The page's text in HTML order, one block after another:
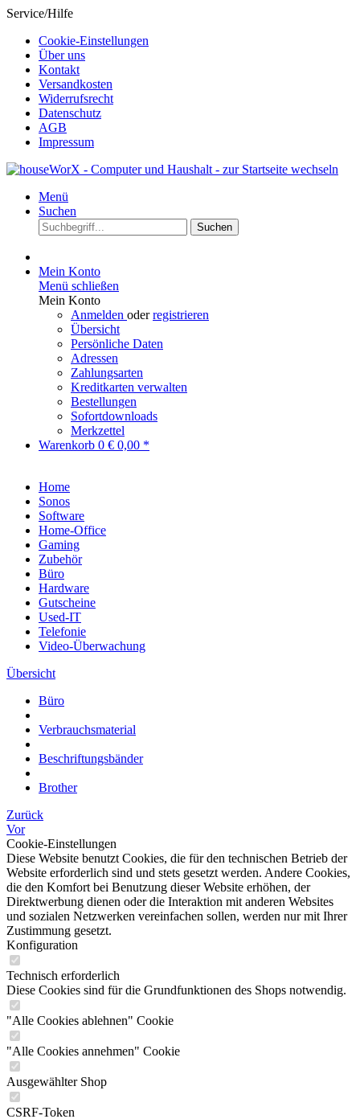
Service/Hilfe
Cookie-Einstellungen
Über uns
Kontakt
Versandkosten
Widerrufsrecht
Datenschutz
AGB
Impressum
Menü
Suchen
Suchen
Mein Konto
Menü schließen
Mein Konto
Anmelden oderregistrieren
Übersicht
Persönliche Daten
Adressen
Zahlungsarten
Kreditkarten verwalten
Bestellungen
Sofortdownloads
Merkzettel
Warenkorb 0 € 0,00 *
Home
Sonos
Software
Home-Office
Gaming
Zubehör
Büro
Hardware
Gutscheine
Used-IT
Telefonie
Video-Überwachung
Übersicht
Büro
Verbrauchsmaterial
Beschriftungsbänder
Brother
Zurück
Vor
Cookie-Einstellungen
Diese Website benutzt Cookies, die für den technischen Betrieb der
Website erforderlich sind und stets gesetzt werden. Andere Cookies,
die den Komfort bei Benutzung dieser Website erhöhen, der
Direktwerbung dienen oder die Interaktion mit anderen Websites
und sozialen Netzwerken vereinfachen sollen, werden nur mit Ihrer
Zustimmung gesetzt.
Konfiguration
Technisch erforderlich
Diese Cookies sind für die Grundfunktionen des Shops notwendig.
"Alle Cookies ablehnen" Cookie
"Alle Cookies annehmen" Cookie
Ausgewählter Shop
CSRF-Token